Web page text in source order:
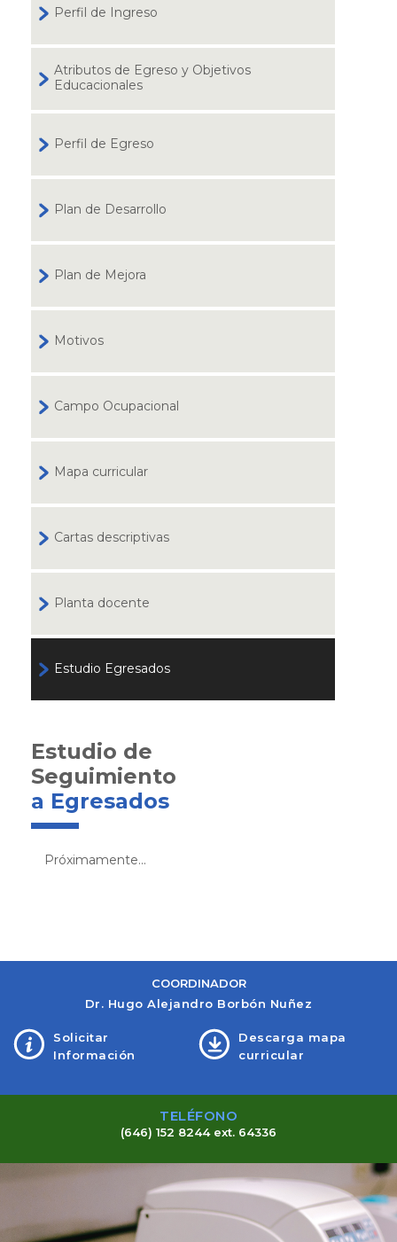
Perfil de Ingreso
Atributos de Egreso y Objetivos
Educacionales
Perfil de Egreso
Plan de Desarrollo
Plan de Mejora
Motivos
Campo Ocupacional
Mapa curricular
Cartas descriptivas
Planta docente
Estudio Egresados
Estudio de
Seguimiento
a Egresados
Próximamente...
COORDINADOR
Dr. Hugo Alejandro Borbón Nuñez
Solicitar
Información
Descarga mapa
curricular
TELÉFONO
(646) 152 8244 ext. 64336